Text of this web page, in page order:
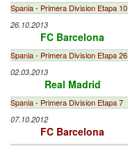
Spania - Primera Division Etapa 10
26.10.2013
FC Barcelona
Spania - Primera Division Etapa 26
02.03.2013
Real Madrid
Spania - Primera Division Etapa 7
07.10.2012
FC Barcelona